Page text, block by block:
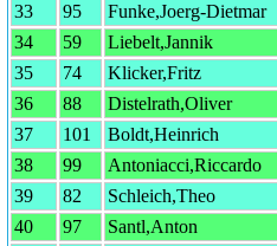
33
95 Funke,Joerg-Dietmar
34
59 Liebelt,Jannik
35
74 Klicker,Fritz
36
88 Distelrath,Oliver
37
101 Boldt,Heinrich
38
99 Antoniacci,Riccardo
39
82 Schleich,Theo
40
97 Santl,Anton